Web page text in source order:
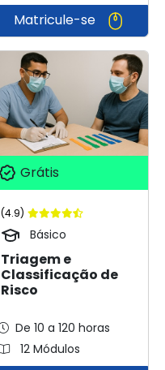
Matricule-se
Grátis
(4.9)
Básico
Triagem e
Classificação de
Risco
De 10 a 120 horas
12 Módulos